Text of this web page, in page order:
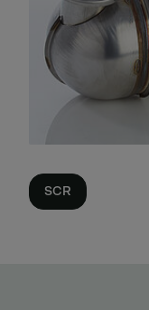
SCR